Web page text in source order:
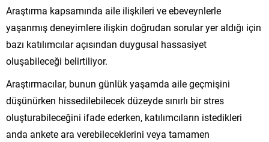
Araştırma kapsamında aile ilişkileri ve ebeveynlerle
yaşanmış deneyimlere ilişkin doğrudan sorular yer aldığı için
bazı katılımcılar açısından duygusal hassasiyet
oluşabileceği belirtiliyor.
Araştırmacılar, bunun günlük yaşamda aile geçmişini
düşünürken hissedilebilecek düzeyde sınırlı bir stres
oluşturabileceğini ifade ederken, katılımcıların istedikleri
anda ankete ara verebileceklerini veya tamamen